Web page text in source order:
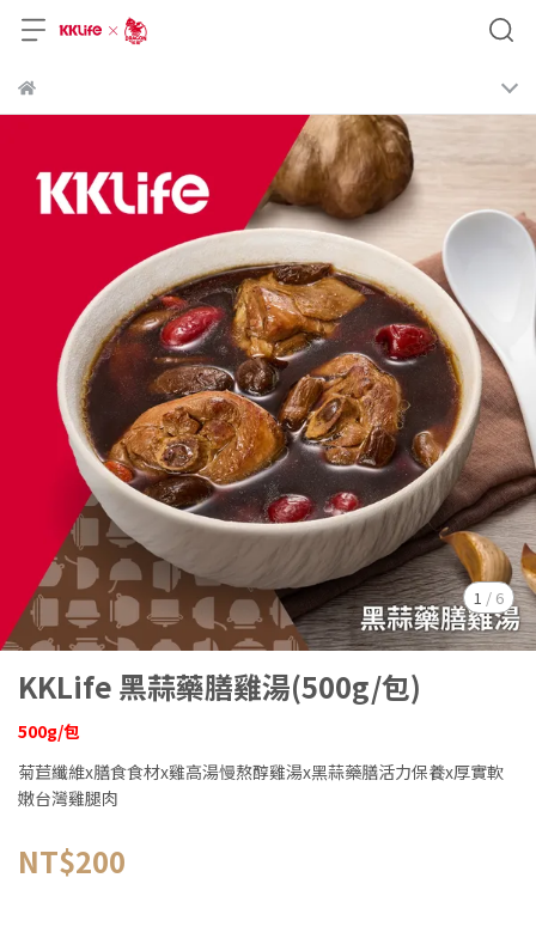
1 / 6
KKLife 黑蒜藥膳雞湯(500g/包)
500g/包
菊苣纖維x膳食食材x雞高湯慢熬醇雞湯x黑蒜藥膳活力保養x厚實軟
嫩台灣雞腿肉
NT$200